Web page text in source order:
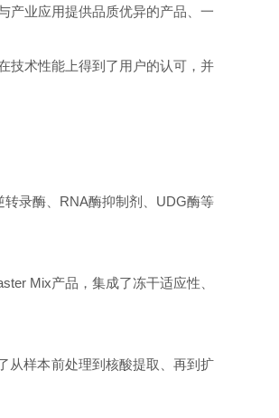
产业应用提供品质优异的产品、一
技术性能上得到了用户的认可，并
录酶、RNA酶抑制剂、UDG酶等
Mix产品，集成了冻干适应性、
从样本前处理到核酸提取、再到扩